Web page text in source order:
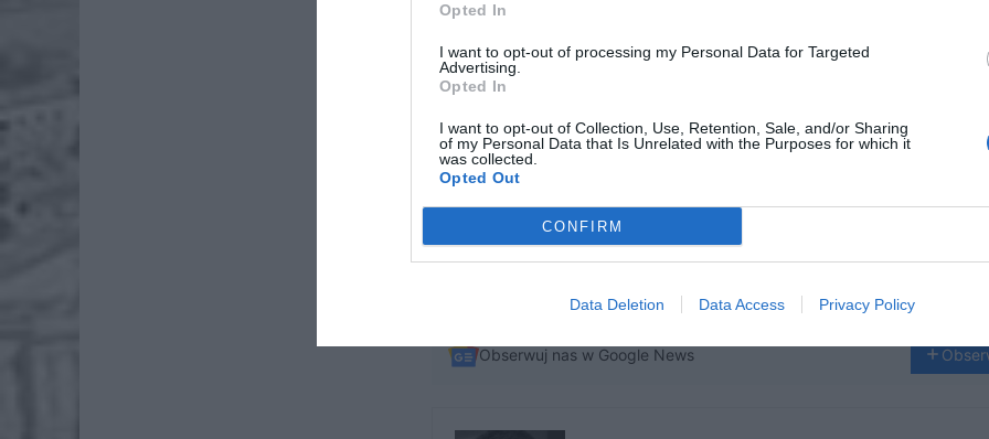
Opted In
I want to opt-out of processing my Personal Data for Targeted
Advertising.
Opted In
I want to opt-out of Collection, Use, Retention, Sale, and/or Sharing
of my Personal Data that Is Unrelated with the Purposes for which it
was collected.
Opted Out
CONFIRM
Data Deletion Data Access Privacy Policy
Obserwuj nas w Google News